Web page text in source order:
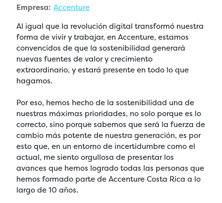
Empresa: Accenture
Al igual que la revolución digital transformó nuestra
forma de vivir y trabajar, en Accenture, estamos
convencidos de que la sostenibilidad generará
nuevas fuentes de valor y crecimiento
extraordinario, y estará presente en todo lo que
hagamos.
Por eso, hemos hecho de la sostenibilidad una de
nuestras máximas prioridades, no solo porque es lo
correcto, sino porque sabemos que será la fuerza de
cambio más potente de nuestra generación, es por
esto que, en un entorno de incertidumbre como el
actual, me siento orgullosa de presentar los
avances que hemos logrado todas las personas que
hemos formado parte de Accenture Costa Rica a lo
largo de 10 años.